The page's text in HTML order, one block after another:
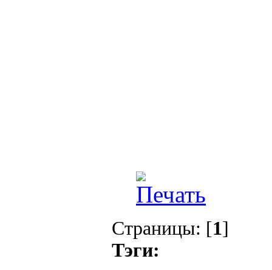
Страницы: [1]
Тэги: